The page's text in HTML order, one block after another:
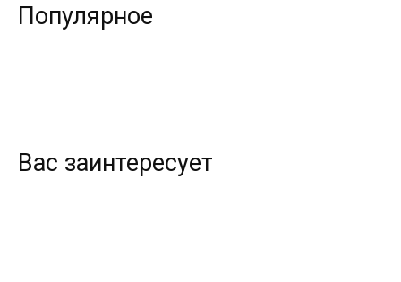
Популярное
Вас заинтересует